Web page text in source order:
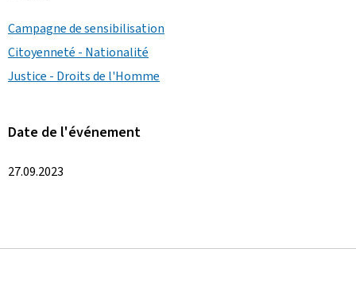
Campagne de sensibilisation
Citoyenneté - Nationalité
Justice - Droits de l'Homme
Date de l'événement
27.09.2023